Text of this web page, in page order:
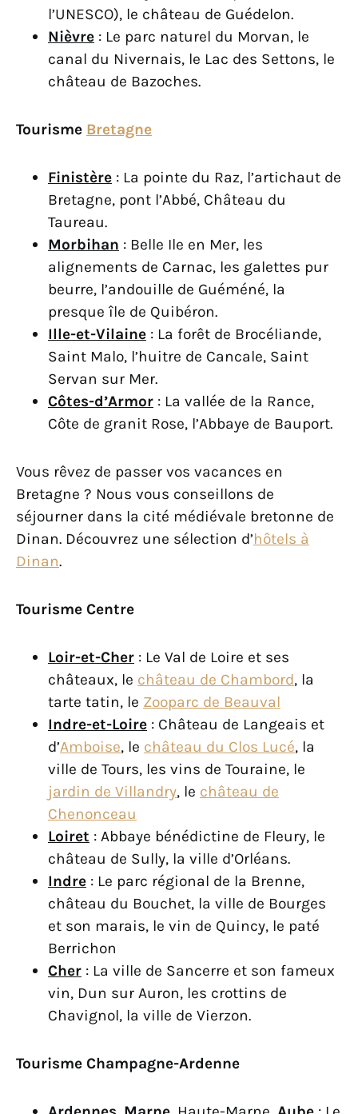
l’UNESCO), le château de Guédelon.
Nièvre : Le parc naturel du Morvan, le
canal du Nivernais, le Lac des Settons, le
château de Bazoches.
Tourisme Bretagne
Finistère : La pointe du Raz, l’artichaut de
Bretagne, pont l’Abbé, Château du
Taureau.
Morbihan : Belle Ile en Mer, les
alignements de Carnac, les galettes pur
beurre, l’andouille de Guéméné, la
presque île de Quibéron.
Ille-et-Vilaine : La forêt de Brocéliande,
Saint Malo, l’huitre de Cancale, Saint
Servan sur Mer.
Côtes-d’Armor : La vallée de la Rance,
Côte de granit Rose, l’Abbaye de Bauport.
Vous rêvez de passer vos vacances en
Bretagne ? Nous vous conseillons de
séjourner dans la cité médiévale bretonne de
Dinan. Découvrez une sélection d’hôtels à
Dinan.
Tourisme Centre
Loir-et-Cher : Le Val de Loire et ses
châteaux, le château de Chambord, la
tarte tatin, le Zooparc de Beauval
Indre-et-Loire : Château de Langeais et
d’Amboise, le château du Clos Lucé, la
ville de Tours, les vins de Touraine, le
jardin de Villandry, le château de
Chenonceau
Loiret : Abbaye bénédictine de Fleury, le
château de Sully, la ville d’Orléans.
Indre : Le parc régional de la Brenne,
château du Bouchet, la ville de Bourges
et son marais, le vin de Quincy, le paté
Berrichon
Cher : La ville de Sancerre et son fameux
vin, Dun sur Auron, les crottins de
Chavignol, la ville de Vierzon.
Tourisme Champagne-Ardenne